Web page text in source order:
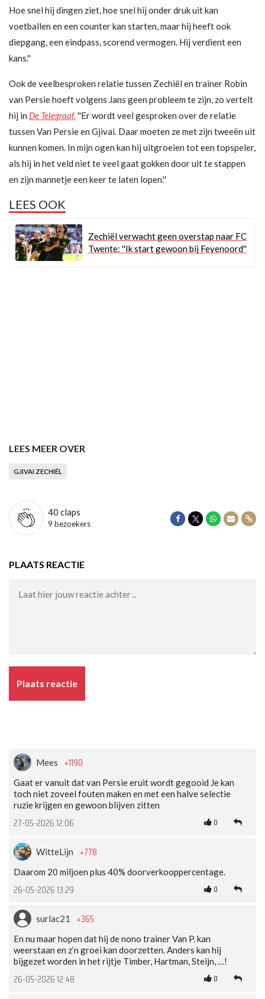
Hoe snel hij dingen ziet, hoe snel hij onder druk uit kan
voetballen en een counter kan starten, maar hij heeft ook
diepgang, een eindpass, scorend vermogen. Hij verdient een
kans.''
Ook de veelbesproken relatie tussen Zechiël en trainer Robin
van Persie hoeft volgens Jans geen probleem te zijn, zo vertelt
hij in De Telegraaf. ''Er wordt veel gesproken over de relatie
tussen Van Persie en Gjivai. Daar moeten ze met zijn tweeën uit
kunnen komen. In mijn ogen kan hij uitgroeien tot een topspeler,
als hij in het veld niet te veel gaat gokken door uit te stappen
en zijn mannetje een keer te laten lopen.''
LEES OOK
Zechiël verwacht geen overstap naar FC
Twente: ''Ik start gewoon bij Feyenoord''
LEES MEER OVER
GJIVAI ZECHIËL
40 claps
9 bezoekers
Delen op Facebook
Delen op Twitter
Delen op
Delen
PLAATS REACTIE
Plaats reactie
Mees +1190
Gaat er vanuit dat van Persie eruit wordt gegooid Je kan
toch niet zoveel fouten maken en met een halve selectie
ruzie krijgen en gewoon blijven zitten
27-05-2026 12:06 0
WitteLijn +778
Daarom 20 miljoen plus 40% doorverkooppercentage.
26-05-2026 13:29 0
surlac21 +365
En nu maar hopen dat hij de nono trainer Van P. kan
weerstaan en z’n groei kan doorzetten. Anders kan hij
bijgezet worden in het rijtje Timber, Hartman, Steijn, …!
26-05-2026 12:48 0